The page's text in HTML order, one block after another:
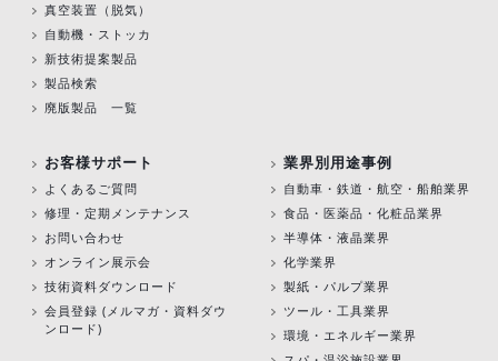
真空装置（脱気）
自動機・ストッカ
新技術提案製品
製品検索
廃版製品 一覧
お客様サポート
よくあるご質問
修理・定期メンテナンス
お問い合わせ
オンライン展示会
技術資料ダウンロード
会員登録 (メルマガ・資料ダウ
ンロード)
業界別用途事例
自動車・鉄道・航空・船舶業界
食品・医薬品・化粧品業界
半導体・液晶業界
化学業界
製紙・パルプ業界
ツール・工具業界
環境・エネルギー業界